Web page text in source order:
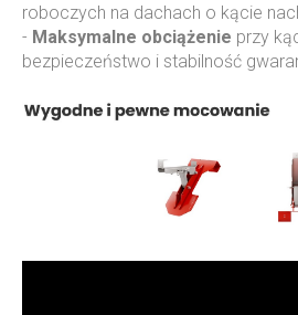
roboczych na dachach o kącie
- Maksymalne obciążenie przy
bezpieczeństwo i stabilność